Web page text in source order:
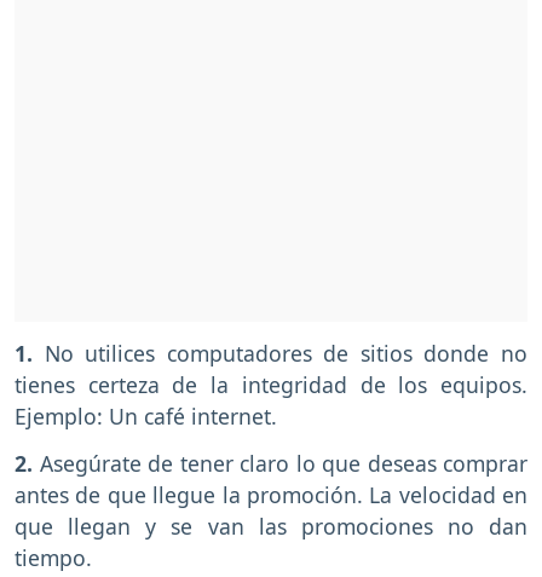
1. No utilices computadores de sitios donde no
tienes certeza de la integridad de los equipos.
Ejemplo: Un café internet.
2. Asegúrate de tener claro lo que deseas comprar
antes de que llegue la promoción. La velocidad en
que llegan y se van las promociones no dan
tiempo.